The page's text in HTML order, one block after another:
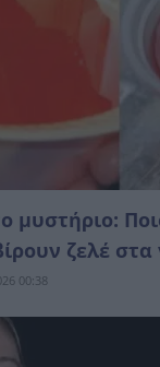
μυστήριο:
ζελέ στα
00:38